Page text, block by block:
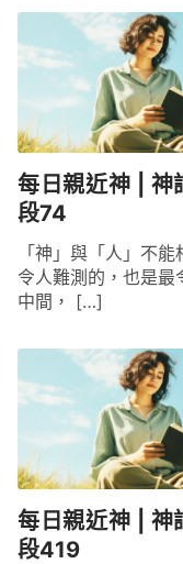
每日親近神 | 神
段74
「神」與「人」不
令人難測的，也是最
中間， […]
每日親近神 | 神
段419